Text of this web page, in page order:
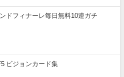
ドフィナーレ毎日無料10連ガチ
ビジョンカード集